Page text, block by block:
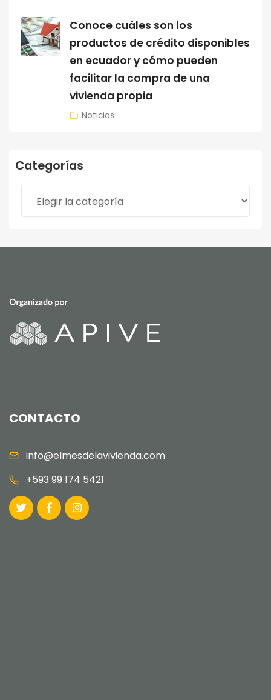
Conoce cuáles son los
productos de crédito disponibles
en ecuador y cómo pueden
facilitar la compra de una
vivienda propia
Noticias
Categorías
CONTACTO
info@elmesdelavivienda.com
+593 99 174 5421